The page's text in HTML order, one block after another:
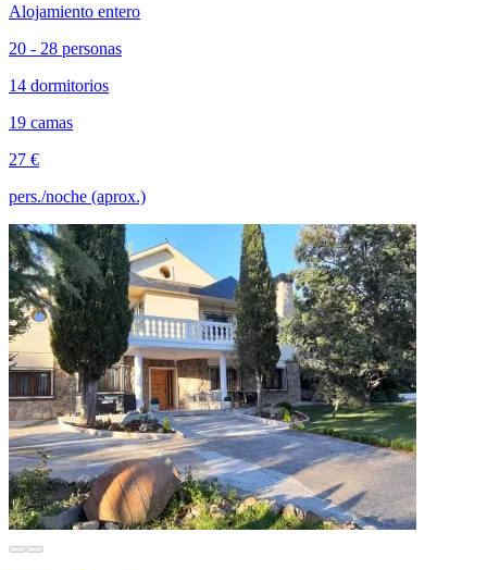
Alojamiento entero
20 - 28 personas
14 dormitorios
19 camas
27 €
pers./noche (aprox.)